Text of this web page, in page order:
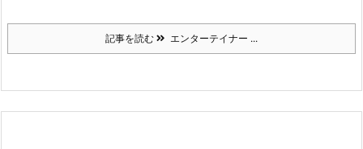
記事を読む エンターテイナー ...